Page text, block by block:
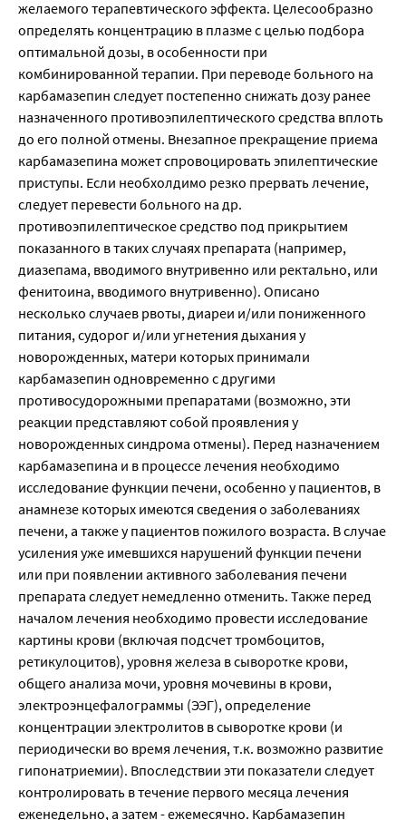
желаемого терапевтического эффекта. Целесообразно
определять концентрацию в плазме с целью подбора
оптимальной дозы, в особенности при
комбинированной терапии. При переводе больного на
карбамазепин следует постепенно снижать дозу ранее
назначенного противоэпилептического средства вплоть
до его полной отмены. Внезапное прекращение приема
карбамазепина может спровоцировать эпилептические
приступы. Если необхолдимо резко прервать лечение,
следует перевести больного на др.
противоэпилептическое средство под прикрытием
показанного в таких случаях препарата (например,
диазепама, вводимого внутривенно или ректально, или
фенитоина, вводимого внутривенно). Описано
несколько случаев рвоты, диареи и/или пониженного
питания, судорог и/или угнетения дыхания у
новорожденных, матери которых принимали
карбамазепин одновременно с другими
противосудорожными препаратами (возможно, эти
реакции представляют собой проявления у
новорожденных синдрома отмены). Перед назначением
карбамазепина и в процессе лечения необходимо
исследование функции печени, особенно у пациентов, в
анамнезе которых имеются сведения о заболеваниях
печени, а также у пациентов пожилого возраста. В случае
усиления уже имевшихся нарушений функции печени
или при появлении активного заболевания печени
препарата следует немедленно отменить. Также перед
началом лечения необходимо провести исследование
картины крови (включая подсчет тромбоцитов,
ретикулоцитов), уровня железа в сыворотке крови,
общего анализа мочи, уровня мочевины в крови,
электроэнцефалограммы (ЭЭГ), определение
концентрации электролитов в сыворотке крови (и
периодически во время лечения, т.к. возможно развитие
гипонатриемии). Впоследствии эти показатели следует
контролировать в течение первого месяца лечения
еженедельно, а затем - ежемесячно. Карбамазепин